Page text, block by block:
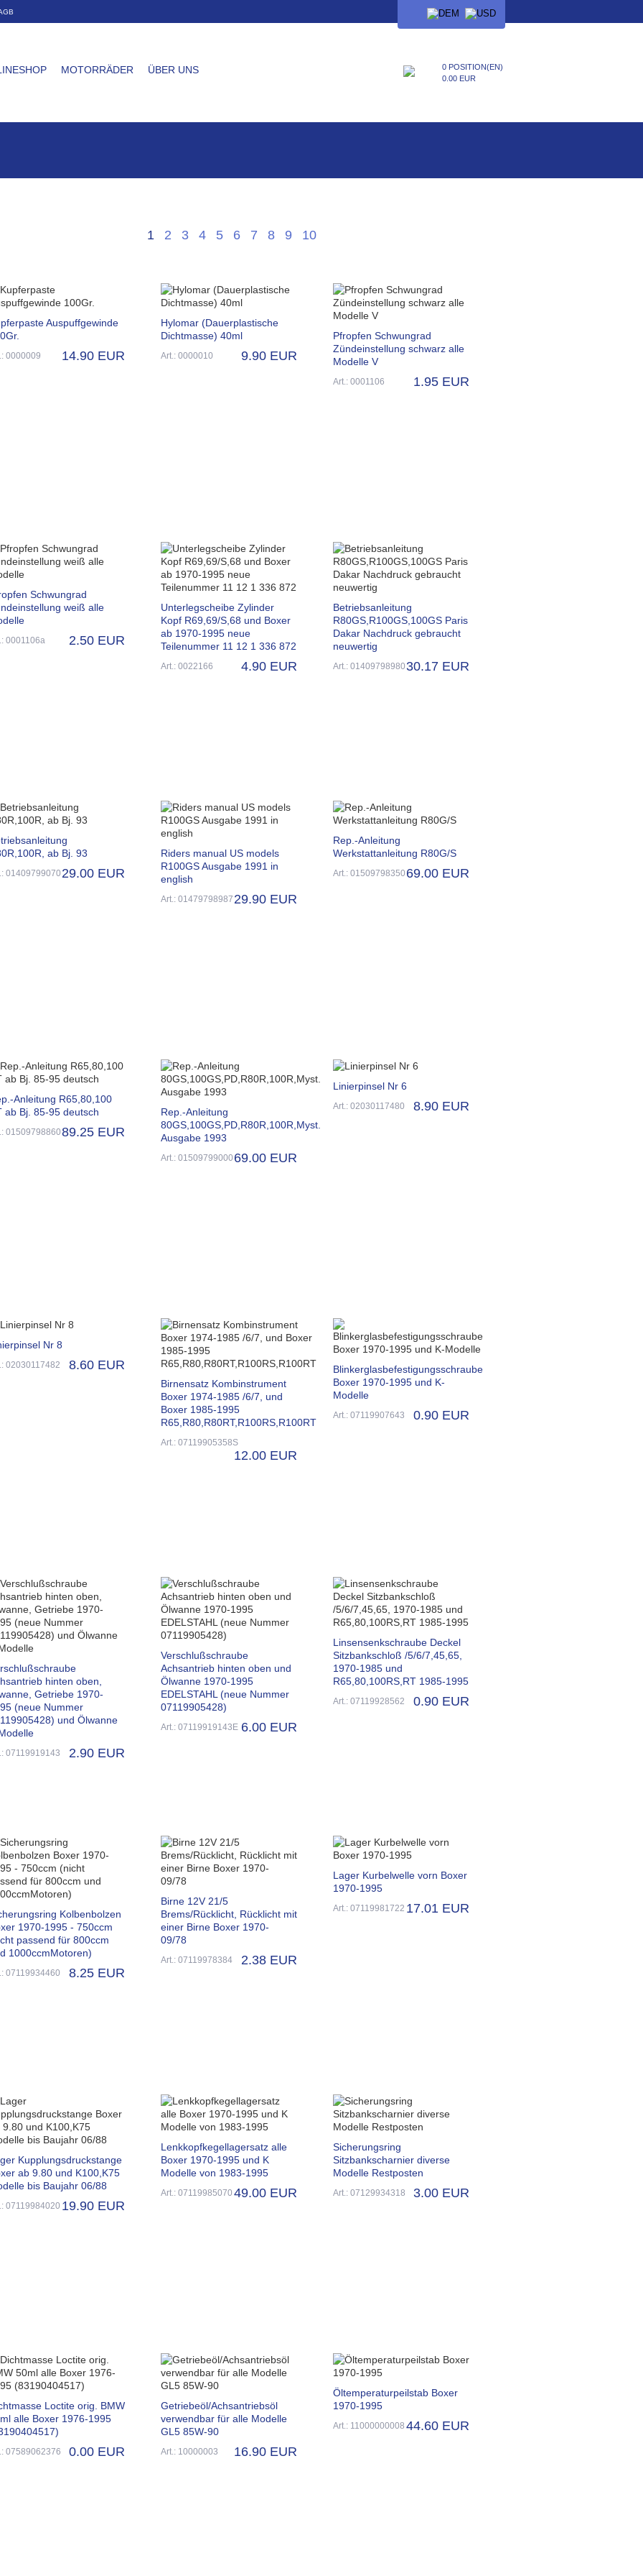
MOTORRÄDER ÜBER UNS
0 POSITION(EN)
0.00 EUR
1 2 3 4 5 6 7 8 9 10
Auspuffgewinde
0000009 14.90 EUR
Hylomar (Dauerplastische
Dichtmasse) 40ml
Art.: 0000010 9.90 EUR
Pfropfen Schwungrad
Zündeinstellung schwarz alle
Modelle V
Art.: 0001106 1.95 EUR
Schwungrad
weiß alle
0001106a 2.50 EUR
Unterlegscheibe Zylinder
Kopf R69,69/S,68 und Boxer
ab 1970-1995 neue
Teilenummer 11 12 1 336 872
Art.: 0022166 4.90 EUR
Betriebsanleitung
R80GS,R100GS,100GS Paris
Dakar Nachdruck gebraucht
neuwertig
Art.: 01409798980 30.17 EUR
ab Bj. 93
01409799070 29.00 EUR
Riders manual US models
R100GS Ausgabe 1991 in
english
Art.: 01479798987 29.90 EUR
Rep.-Anleitung
Werkstattanleitung R80G/S
Art.: 01509798350 69.00 EUR
Anleitung R65,80,100
ab Bj. 85-95 deutsch
0150979886089.25 EUR
Rep.-Anleitung
80GS,100GS,PD,R80R,100R,Myst.
Ausgabe 1993
Art.: 01509799000 69.00 EUR
Linierpinsel Nr 6
Art.: 02030117480 8.90 EUR
Nr 8
02030117482 8.60 EUR
Birnensatz Kombinstrument
Boxer 1974-1985 /6/7, und
Boxer 1985-1995
R65,R80,R80RT,R100RS,R100RT
Art.: 07119905358S
12.00 EUR
Blinkerglasbefestigungsschraube
Boxer 1970-1995 und K-
Modelle
Art.: 07119907643 0.90 EUR
hinten oben,
Getriebe 1970-
(neue Nummer
und Ölwanne
07119919143 2.90 EUR
Verschlußschraube
Achsantrieb hinten oben und
Ölwanne 1970-1995
EDELSTAHL (neue Nummer
07119905428)
Art.: 07119919143E 6.00 EUR
Linsensenkschraube Deckel
Sitzbankschloß /5/6/7,45,65,
1970-1985 und
R65,80,100RS,RT 1985-1995
Art.: 07119928562 0.90 EUR
Kolbenbolzen
1970-1995 - 750ccm
passend für 800ccm
1000ccmMotoren)
07119934460 8.25 EUR
Birne 12V 21/5
Brems/Rücklicht, Rücklicht mit
einer Birne Boxer 1970-
09/78
Art.: 07119978384 2.38 EUR
Lager Kurbelwelle vorn Boxer
1970-1995
Art.: 07119981722 17.01 EUR
Kupplungsdruckstange
ab 9.80 und K100,K75
bis Baujahr 06/88
07119984020 19.90 EUR
Lenkkopfkegellagersatz alle
Boxer 1970-1995 und K
Modelle von 1983-1995
Art.: 07119985070 49.00 EUR
Sicherungsring
Sitzbankscharnier diverse
Modelle Restposten
Art.: 07129934318 3.00 EUR
Loctite orig. BMW
alle Boxer 1976-1995
07589062376 0.00 EUR
Getriebeöl/Achsantriebsöl
verwendbar für alle Modelle
GL5 85W-90
Art.: 10000003 16.90 EUR
Öltemperaturpeilstab Boxer
1970-1995
Art.: 11000000008 44.60 EUR